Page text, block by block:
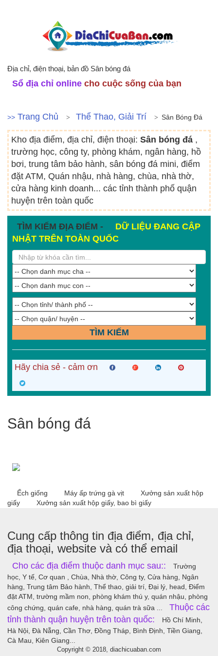
Địa chỉ, điện thoại, bản đồ Sân bóng đá
Sổ địa chỉ online cho cuộc sống của bạn
>> Trang Chủ Thể Thao, Giải Trí Sân Bóng Đá
Kho địa điểm, địa chỉ, điện thoại: Sân bóng đá ,
trường học, công ty, phòng khám, ngân hàng, hồ
bơi, trung tâm bảo hành, sân bóng đá mini, điểm
đặt ATM, Quán nhậu, nhà hàng, chùa, nhà thờ,
cửa hàng kinh doanh... các tỉnh thành phố quận
huyện trên toàn quốc
TÌM KIẾM ĐỊA ĐIỂM -
DỮ LIỆU ĐANG CẬP
NHẬT TRÊN TOÀN QUỐC
TÌM KIẾM
Hãy chia sẻ - cảm ơn
Sân bóng đá
Ếch giống Máy ấp trứng gà vịt
Xưởng sản xuất hộp
giấy
Xưởng sản xuất hộp giấy, bao bì giấy
Cung cấp thông tin địa điểm, địa chỉ,
địa thoại, website và có thể email
Cho các địa điểm thuộc danh mục sau::
Trường
học, Y tế, Cơ quan , Chùa, Nhà thờ, Công ty, Cửa hàng, Ngân
hàng, Trung tâm Bảo hành, Thể thao, giải trí, Đại lý, head, Điểm
đặt ATM, trường mầm non, phòng khám thú y, quán nhậu, phòng
công chứng, quán cafe, nhà hàng, quán trà sữa ...
Thuộc các
tỉnh thành quận huyện trên toàn quốc:
Hồ Chí Minh,
Hà Nội, Đà Nẵng, Cần Thơ, Đồng Tháp, Bình Định, Tiền Giang,
Cà Mau, Kiên Giang...
Copyright © 2018, diachicuaban.com